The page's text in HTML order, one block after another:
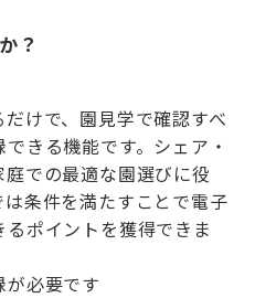
？
けで、園見学で確認すべ
きる機能です。シェア・
での最適な園選びに役
条件を満たすことで電子
ポイントを獲得できま
必要です